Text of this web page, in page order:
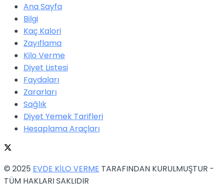
Ana Sayfa
Bilgi
Kaç Kalori
Zayıflama
Kilo Verme
Diyet Listesi
Faydaları
Zararları
Sağlık
Diyet Yemek Tarifleri
Hesaplama Araçları
© 2025 EVDE KİLO VERME TARAFINDAN KURULMUŞTUR -
TÜM HAKLARI SAKLIDIR